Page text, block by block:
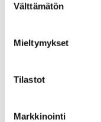
valinta
Välttämätön
Mieltymykset
Tilastot
Markkinointi